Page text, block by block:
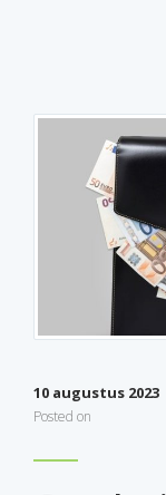
10 augustus 2023
Posted on